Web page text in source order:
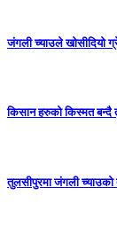
जंगली च्याउले खोसीदियो
किसान हरुको किस्मत बन्दै
तुलसीपुरमा जंगली च्याउको